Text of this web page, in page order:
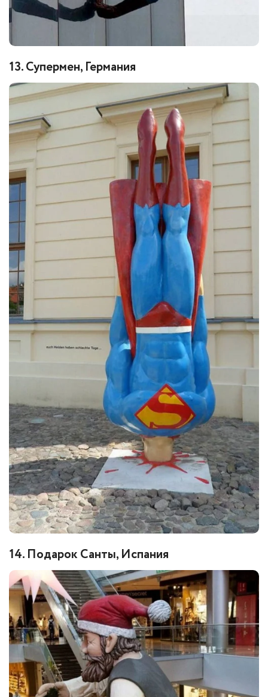
13. Супермен, Германия
14. Подарок Санты, Испания